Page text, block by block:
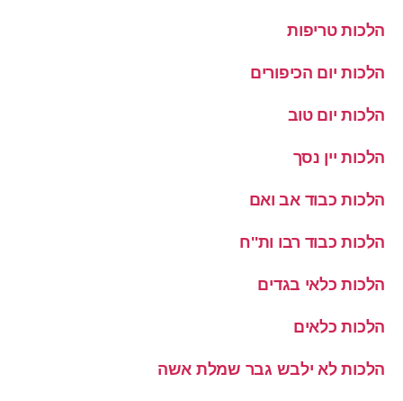
הלכות טריפות
הלכות יום הכיפורים
הלכות יום טוב
הלכות יין נסך
הלכות כבוד אב ואם
הלכות כבוד רבו ות''ח
הלכות כלאי בגדים
הלכות כלאים
הלכות לא ילבש גבר שמלת אשה